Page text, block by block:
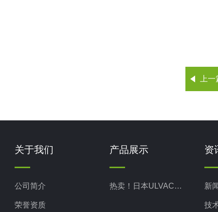
上
关于我们
公司简介
荣誉资质
产品展示
热卖！日本ULVAC爱发科
资
新
技